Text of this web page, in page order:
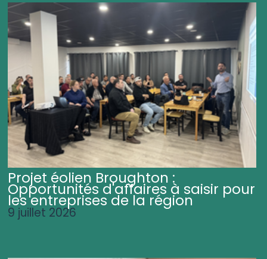
Projet éolien Broughton :
Opportunités d'affaires à saisir pour
les entreprises de la région
9 juillet 2026